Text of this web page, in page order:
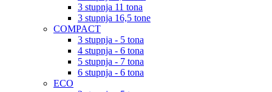
3 stupnja 11 tona
3 stupnja 16,5 tone
COMPACT
3 stupnja - 5 tona
4 stupnja - 6 tona
5 stupnja - 7 tona
6 stupnja - 6 tona
ECO